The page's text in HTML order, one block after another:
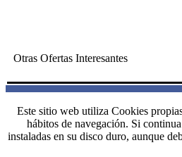
Otras Ofertas Interesantes
Este sitio web utiliza Cookies
hábitos de navegación. Si
instaladas en su disco duro, aunque